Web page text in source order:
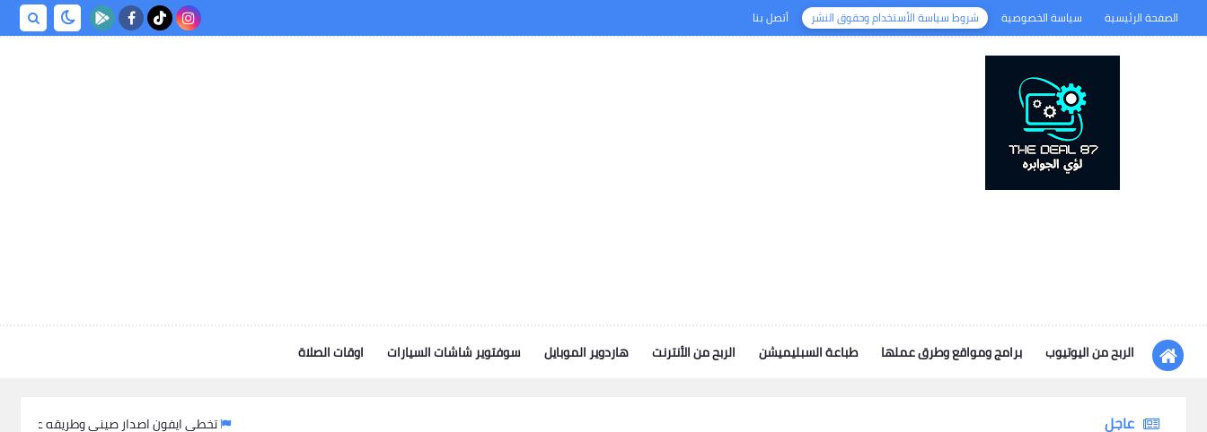
الصفحة الرئيسية سياسة الخصوصية شروط سياسة الأستخدام وحقوق النشر أتصل بنا
الربح من اليوتيوب برامج ومواقع وطرق عملها طباعة السبليميشن الربح من الأنترنت هاردوير الموبايل سوفتوير شاشات السيارات اوقات الصلاة
عاجل تخطي ايفون اصدار صيني وطريقه عمل فورمات